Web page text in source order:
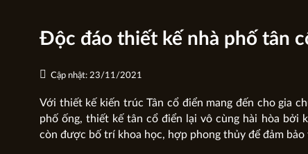
Độc đáo thiết kế nhà phố tân
Cập nhật: 23/11/2021
Với thiết kế kiến trúc Tân cổ điển mang đến cho gia
phố ống, thiết kế tân cổ điển lại vô cùng hài hòa bởi
còn được bố trí khoa học, hợp phong thủy để đảm bảo